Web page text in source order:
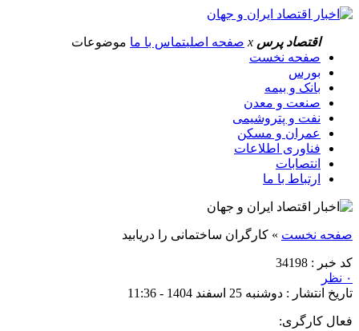
اقتصاد پرس x صفحه اصلیتماس با ما موضوعات
صفحه نخست
بورس
بانک و بیمه
صنعت و معدن
نفت و پتروشیمی
عمران و مسکن
فناوری اطلاعات
انتصابات
ارتباط با ما
صفحه نخست » کارگران ساختمانی را دریابید
کد خبر : 34198
۰ نظر
تاریخ انتشار : دوشنبه 25 اسفند 1404 - 11:36
فعال کارگری: